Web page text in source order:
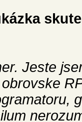
Jeste